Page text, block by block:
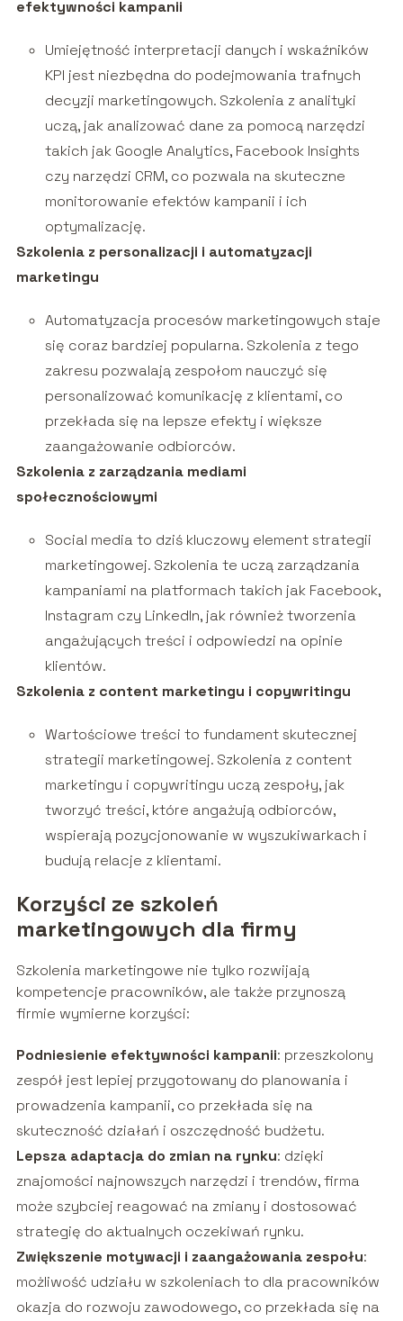
efektywności kampanii
Umiejętność interpretacji danych i wskaźników
KPI jest niezbędna do podejmowania trafnych
decyzji marketingowych. Szkolenia z analityki
uczą, jak analizować dane za pomocą narzędzi
takich jak Google Analytics, Facebook Insights
czy narzędzi CRM, co pozwala na skuteczne
monitorowanie efektów kampanii i ich
optymalizację.
Szkolenia z personalizacji i automatyzacji
marketingu
Automatyzacja procesów marketingowych staje
się coraz bardziej popularna. Szkolenia z tego
zakresu pozwalają zespołom nauczyć się
personalizować komunikację z klientami, co
przekłada się na lepsze efekty i większe
zaangażowanie odbiorców.
Szkolenia z zarządzania mediami
społecznościowymi
Social media to dziś kluczowy element strategii
marketingowej. Szkolenia te uczą zarządzania
kampaniami na platformach takich jak Facebook,
Instagram czy LinkedIn, jak również tworzenia
angażujących treści i odpowiedzi na opinie
klientów.
Szkolenia z content marketingu i copywritingu
Wartościowe treści to fundament skutecznej
strategii marketingowej. Szkolenia z content
marketingu i copywritingu uczą zespoły, jak
tworzyć treści, które angażują odbiorców,
wspierają pozycjonowanie w wyszukiwarkach i
budują relacje z klientami.
Korzyści ze szkoleń
marketingowych dla firmy
Szkolenia marketingowe nie tylko rozwijają
kompetencje pracowników, ale także przynoszą
firmie wymierne korzyści:
Podniesienie efektywności kampanii: przeszkolony
zespół jest lepiej przygotowany do planowania i
prowadzenia kampanii, co przekłada się na
skuteczność działań i oszczędność budżetu.
Lepsza adaptacja do zmian na rynku: dzięki
znajomości najnowszych narzędzi i trendów, firma
może szybciej reagować na zmiany i dostosować
strategię do aktualnych oczekiwań rynku.
Zwiększenie motywacji i zaangażowania zespołu:
możliwość udziału w szkoleniach to dla pracowników
okazja do rozwoju zawodowego, co przekłada się na